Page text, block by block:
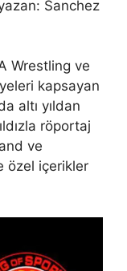
Sanchez
Wrestling ve
kapsayan
altı yıldan
röportaj
ve
özel içerikler